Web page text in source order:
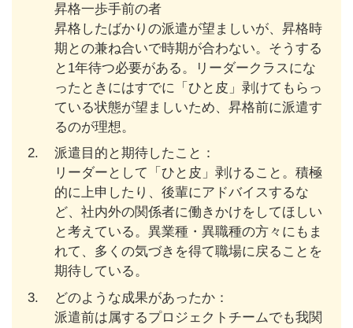
昇格一歩手前の者
昇格したばかりの派遣が望ましいが、昇格時
期との兼ね合いで時期が合わない。そうする
と1年待つ必要がある。リーダークラスにな
ったときにはすでに「ひと皮」剥けてもらっ
ている状態が望ましいため、昇格前に派遣す
るのが理想。
2.
派遣目的と期待したこと：
リーダーとして「ひと皮」剥けること。積極
的に上申したり、後輩にアドバイスするな
ど、社内外の関係者に働きかけをしてほしい
と考えている。異業種・異職種の方々にもま
れて、多くの気づきを得て職場に戻ることを
期待している。
3.
どのような成果があったか：
派遣前は属するプロジェクトチームでも我関